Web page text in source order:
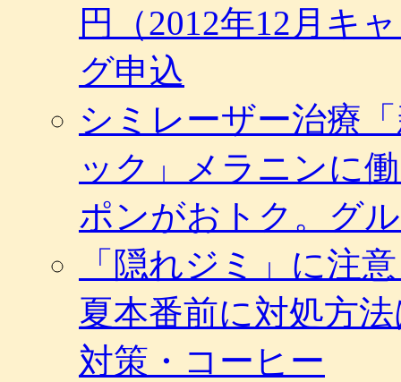
円（2012年12月キ
グ申込
シミレーザー治療
ック」メラニンに
ポンがおトク。グ
「隠れジミ」に注
夏本番前に対処方
対策・コーヒー